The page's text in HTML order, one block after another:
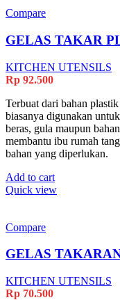
Compare
GELAS TAKAR
KITCHEN UTENSILS
Rp 92.500
Terbuat dari bahan
biasanya digunakan
beras, gula maupun
membantu ibu rumah
bahan yang diperlukan.
Add to cart
Quick view
Compare
GELAS
KITCHEN UTENSILS
Rp 70.500